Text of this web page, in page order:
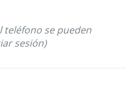
teléfono se pueden
sesión)